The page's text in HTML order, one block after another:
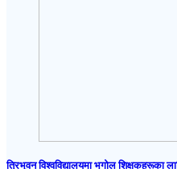
त्रिभुवन विश्वविद्यालयमा भूगोल शिक्षकहरूका